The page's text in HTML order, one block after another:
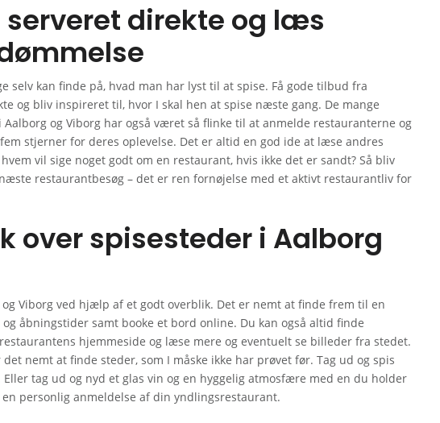
serveret direkte og læs
selv kan finde på, hvad man har lyst til at spise. Få gode tilbud fra
og bliv inspireret til, hvor I skal hen at spise næste gang. De mange
og Viborg har også været så flinke til at anmelde restauranterne og
stjerner for deres oplevelse. Det er altid en god ide at læse andres
vil sige noget godt om en restaurant, hvis ikke det er sandt? Så bliv
restaurantbesøg – det er ren fornøjelse med et aktivt restaurantliv for
over spisesteder i Aalborg
Viborg ved hjælp af et godt overblik. Det er nemt at finde frem til en
åbningstider samt booke et bord online. Du kan også altid finde
hjemmeside og læse mere og eventuelt se billeder fra stedet.
nemt at finde steder, som I måske ikke har prøvet før. Tag ud og spis
tag ud og nyd et glas vin og en hyggelig atmosfære med en du holder
personlig anmeldelse af din yndlingsrestaurant.